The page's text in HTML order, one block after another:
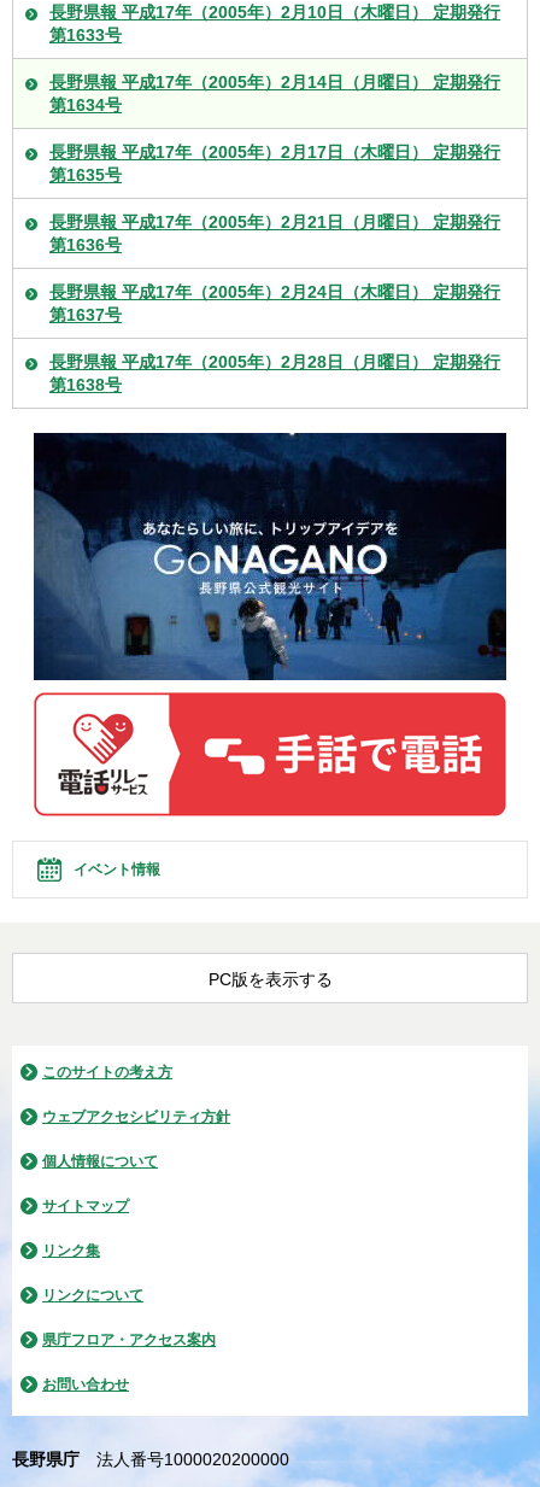
長野県報 平成17年（2005年）2月10日（木曜日） 定期発行
第1633号
長野県報 平成17年（2005年）2月14日（月曜日） 定期発行
第1634号
長野県報 平成17年（2005年）2月17日（木曜日） 定期発行
第1635号
長野県報 平成17年（2005年）2月21日（月曜日） 定期発行
第1636号
長野県報 平成17年（2005年）2月24日（木曜日） 定期発行
第1637号
長野県報 平成17年（2005年）2月28日（月曜日） 定期発行
第1638号
イベント情報
PC版を表示する
このサイトの考え方
ウェブアクセシビリティ方針
個人情報について
サイトマップ
リンク集
リンクについて
県庁フロア・アクセス案内
お問い合わせ
長野県庁
法人番号1000020200000